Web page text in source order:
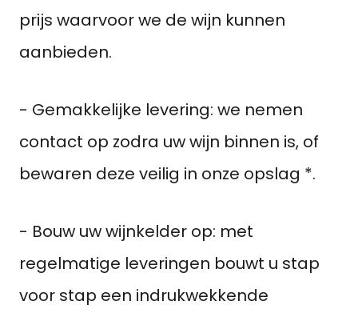
prijs waarvoor we de wijn kunnen
aanbieden.
- Gemakkelijke levering: we nemen
contact op zodra uw wijn binnen is, of
bewaren deze veilig in onze opslag *.
- Bouw uw wijnkelder op: met
regelmatige leveringen bouwt u stap
voor stap een indrukwekkende